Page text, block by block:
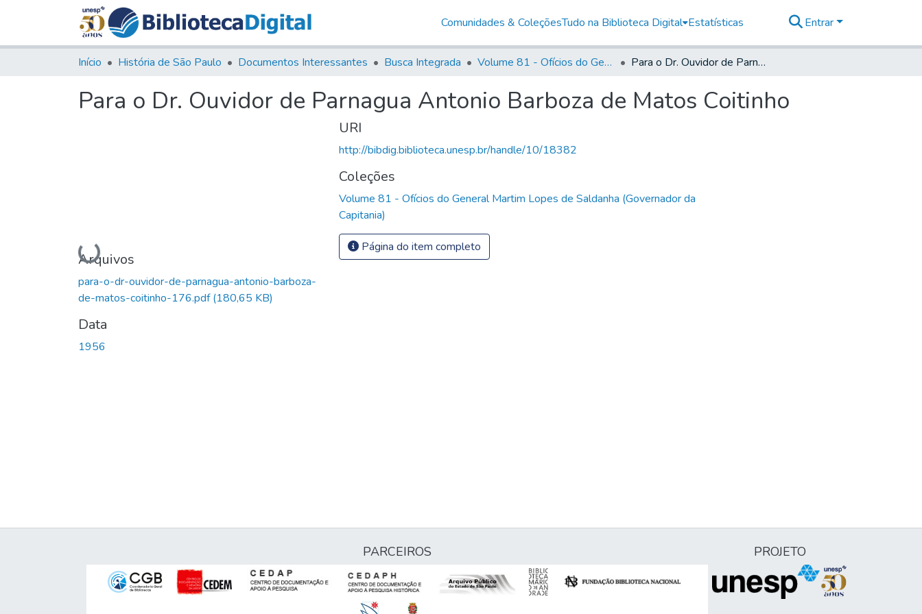
Comunidades & ColeçõesTudo na Biblioteca Digital Estatísticas Entrar
Início História de São Paulo Documentos Interessantes Busca Integrada Volume 81 - Ofícios do General Martim Lopes de Saldanha (Governador da Capitania) Para o Dr. Ouvidor de Parnagua Antonio Barboza de Matos Coitinho
Para o Dr. Ouvidor de Parnagua Antonio Barboza de Matos Coitinho
Carregando...
Arquivos
para-o-dr-ouvidor-de-parnagua-antonio-barboza-
de-matos-coitinho-176.pdf(180,65 KB)
Data
1956
URI
http://bibdig.biblioteca.unesp.br/handle/10/18382
Coleções
Volume 81 - Ofícios do General Martim Lopes de Saldanha (Governador da
Capitania)
Página do item completo
PARCEIROS PROJETO